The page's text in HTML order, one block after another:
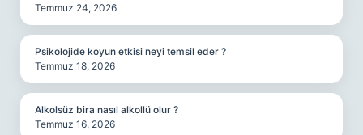
Temmuz 24, 2026
Psikolojide koyun etkisi neyi temsil eder ?
Temmuz 18, 2026
Alkolsüz bira nasıl alkollü olur ?
Temmuz 16, 2026